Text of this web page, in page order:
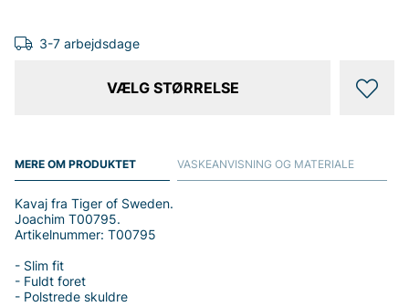
3-7 arbejdsdage
VÆLG STØRRELSE
MERE OM PRODUKTET
Kavaj fra Tiger of Sweden.
Joachim T00795.
Artikelnummer: T00795
- Slim fit
- Fuldt foret
- Polstrede skuldre
VASKEANVISNING OG MATERIALE